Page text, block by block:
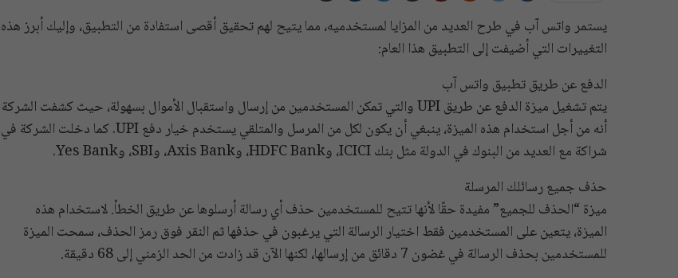
يستمر واتس آب في طرح العديد من المزايا لمستخدميه، مما يتيح لهم تحقيق أقصى استفادة من التطبيق، وإليك أبرز هذه
التغييرات التي أضيفت إلى التطبيق هذا العام:
الدفع عن طريق تطبيق واتس آب
يتم تشغيل ميزة الدفع عن طريق UPI والتي تمكن المستخدمين من إرسال واستقبال الأموال بسهولة، حيث كشفت الشركة
أنه من أجل استخدام هذه الميزة، ينبغي أن يكون لكل من المرسل والمتلقي يستخدم خيار دفع UPI. كما دخلت الشركة في
شراكة مع العديد من البنوك في الدولة مثل بنك ICICI، وHDFC Bank، وAxis Bank، وSBI، وYes Bank.
حذف جميع رسائلك المرسلة
ميزة “الحذف للجميع” مفيدة حقًا لأنها تتيح للمستخدمين حذف أي رسالة أرسلوها عن طريق الخطأ. لاستخدام هذه
الميزة، يتعين على المستخدمين فقط اختيار الرسالة التي يرغبون في حذفها ثم النقر فوق رمز الحذف، سمحت الميزة
للمستخدمين بحذف الرسالة في غضون 7 دقائق من إرسالها، لكنها الآن قد زادت من الحد الزمني إلى 68 دقيقة.